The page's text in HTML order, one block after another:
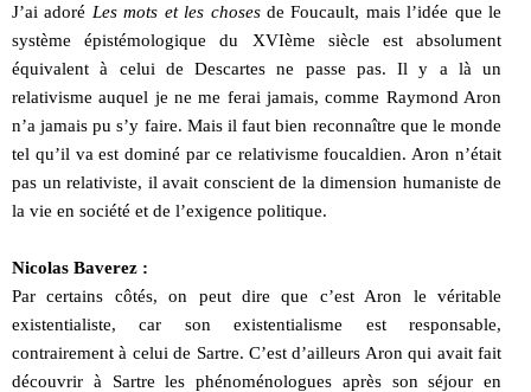
J’ai adoré Les mots et les chosesde Foucault, mais l’idée que le
système épistémologique du XVIème siècle est absolument
équivalent à celui de Descartes ne passe pas. Il y a là un
relativisme auquel je ne me ferai jamais, comme Raymond Aron
n’a jamais pu s’y faire. Mais il faut bien reconnaître que le monde
tel qu’il va est dominé par ce relativisme foucaldien. Aron n’était
pas un relativiste, il avait conscient de la dimension humaniste de
la vie en société et de l’exigence politique.
Nicolas Baverez :
Par certains côtés, on peut dire que c’est Aron le véritable
existentialiste, car son existentialisme est responsable,
contrairement à celui de Sartre. C’est d’ailleurs Aron qui avait fait
découvrir à Sartre les phénoménologues après son séjour en